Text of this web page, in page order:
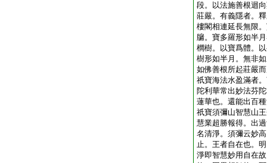
段。以法施善根迴
莊嚴。有義隱者。
樓閣相連延長無限
牖。寶多羅形如半
櫚樹。以寶爲體。
樹形如半月。無非
如佛善根所起莊嚴
祇寶海法水盈滿者
陀利華常出妙法芬
蓮華也。還能出百
祇寶須彌山智慧山
慧業超勝報得。出
名清淨。須彌云妙
止。王者自在也。
淨即智慧妙用自在